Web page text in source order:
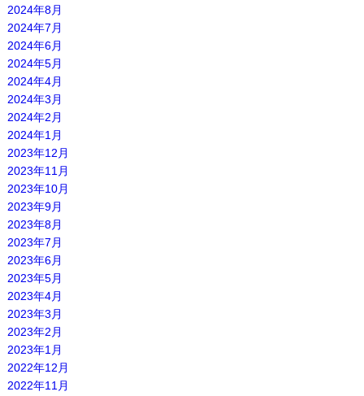
2024年8月
2024年7月
2024年6月
2024年5月
2024年4月
2024年3月
2024年2月
2024年1月
2023年12月
2023年11月
2023年10月
2023年9月
2023年8月
2023年7月
2023年6月
2023年5月
2023年4月
2023年3月
2023年2月
2023年1月
2022年12月
2022年11月